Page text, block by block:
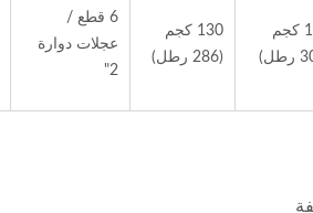
136 كجم
130 كجم
(286 رطل)
6 قطع /
عجلات دوارة
2"